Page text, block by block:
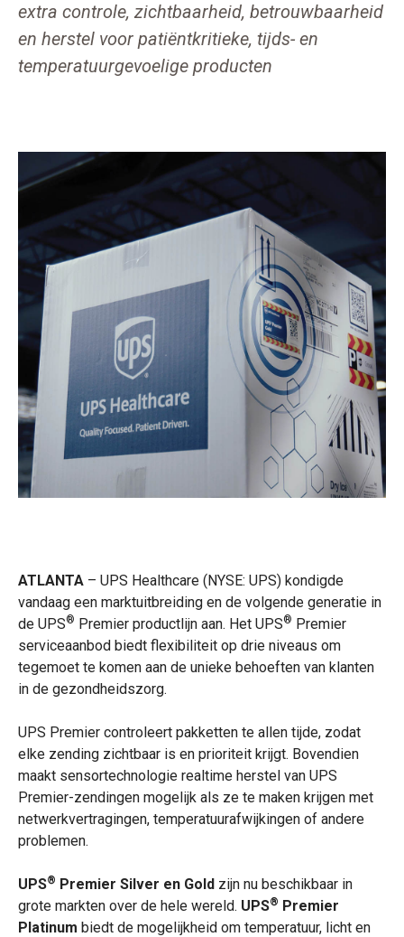
extra controle, zichtbaarheid, betrouwbaarheid
en herstel voor patiëntkritieke, tijds- en
temperatuurgevoelige producten
ATLANTA – UPS Healthcare (NYSE: UPS) kondigde
vandaag een marktuitbreiding en de volgende generatie in
de UPS® Premier productlijn aan. Het UPS® Premier
serviceaanbod biedt flexibiliteit op drie niveaus om
tegemoet te komen aan de unieke behoeften van klanten
in de gezondheidszorg.
UPS Premier controleert pakketten te allen tijde, zodat
elke zending zichtbaar is en prioriteit krijgt. Bovendien
maakt sensortechnologie realtime herstel van UPS
Premier-zendingen mogelijk als ze te maken krijgen met
netwerkvertragingen, temperatuurafwijkingen of andere
problemen.
UPS® Premier Silver en Gold zijn nu beschikbaar in
grote markten over de hele wereld. UPS® Premier
Platinum biedt de mogelijkheid om temperatuur, licht en